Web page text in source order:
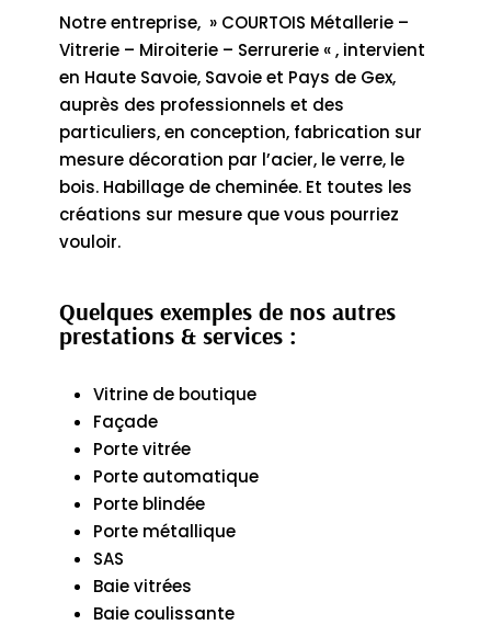
Notre entreprise, » COURTOIS Métallerie –
Vitrerie – Miroiterie – Serrurerie « , intervient
en Haute Savoie, Savoie et Pays de Gex,
auprès des professionnels et des
particuliers, en conception, fabrication sur
mesure décoration par l’acier, le verre, le
bois. Habillage de cheminée. Et toutes les
créations sur mesure que vous pourriez
vouloir.
Quelques exemples de nos autres
prestations & services :
Vitrine de boutique
Façade
Porte vitrée
Porte automatique
Porte blindée
Porte métallique
SAS
Baie vitrées
Baie coulissante